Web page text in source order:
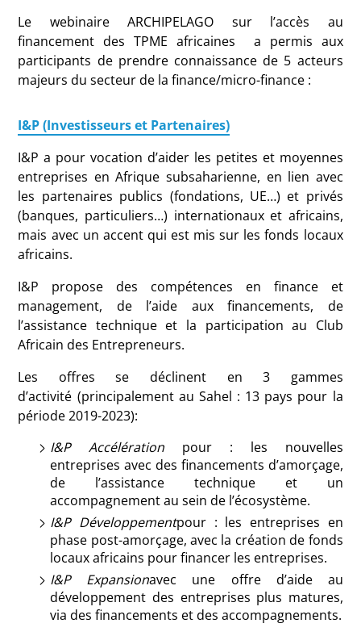
Le webinaire ARCHIPELAGO sur l’accès au
financement des TPME africaines a permis aux
participants de prendre connaissance de 5 acteurs
majeurs du secteur de la finance/micro-finance :
I&P (Investisseurs et Partenaires)
I&P a pour vocation d’aider les petites et moyennes
entreprises en Afrique subsaharienne, en lien avec
les partenaires publics (fondations, UE…) et privés
(banques, particuliers…) internationaux et africains,
mais avec un accent qui est mis sur les fonds locaux
africains.
I&P propose des compétences en finance et
management, de l’aide aux financements, de
l’assistance technique et la participation au Club
Africain des Entrepreneurs.
Les offres se déclinent en 3 gammes
d’activité (principalement au Sahel : 13 pays pour la
période 2019-2023):
I&P Accélération pour : les nouvelles
entreprises avec des financements d’amorçage,
de l’assistance technique et un
accompagnement au sein de l’écosystème.
I&P Développementpour : les entreprises en
phase post-amorçage, avec la création de fonds
locaux africains pour financer les entreprises.
I&P Expansionavec une offre d’aide au
développement des entreprises plus matures,
via des financements et des accompagnements.